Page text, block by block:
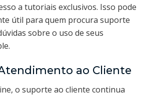
a tutoriais exclusivos. Isso pode
útil para quem procura suporte
sobre o uso de seus
ao Cliente
o suporte ao cliente continua